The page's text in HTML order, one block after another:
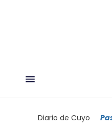
Diario de Cuyo